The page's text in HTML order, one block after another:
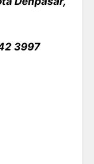
3997